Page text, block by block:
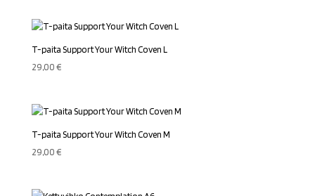
3,90 €.2,00 €.
T-paita Support Your Witch Coven L
29,00€
T-paita Support Your Witch Coven M
29,00€